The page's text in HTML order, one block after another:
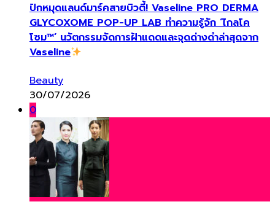
ปักหมุดแลนด์มาร์คสายบิวตี้! Vaseline PRO DERMA
GLYCOXOME POP-UP LAB ทำความรู้จัก ‘ไกลโค
โซม™’ นวัตกรรมจัดการฝ้าแดดและจุดด่างดำล่าสุดจาก
Vaseline
Beauty
30/07/2026
0